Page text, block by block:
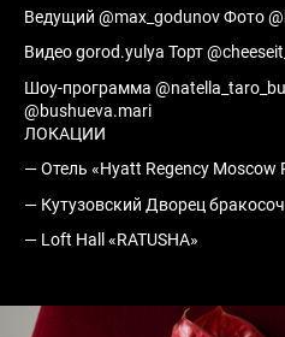
Ведущий @max_godunov Фото
Видео gorod.yulya Торт
Шоу-программа
@bushueva.mari
ЛОКАЦИИ
— Отель «Hyatt Regency Moscow
— Кутузовский Дворец
— Loft Hall «RATUSHA»